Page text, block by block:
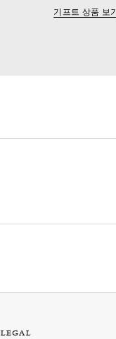
기프트 상품 보기
LEGAL